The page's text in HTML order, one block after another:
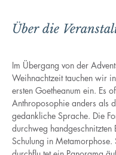
Über die
Im Übergang von der
Weihnachtzeit tauchen wir
ersten Goetheanum ein. Es
Anthroposophie anders als
gedankliche Sprache. Die
durchweg handgeschnitzten
Schulung in Metamorphose.